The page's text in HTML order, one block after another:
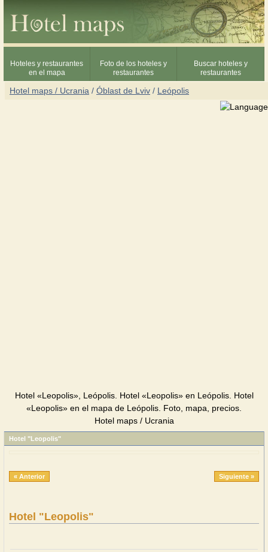
Hoteles y restaurantes
en el mapa
Foto de los hoteles y
restaurantes
Buscar hoteles y
restaurantes
Hotel maps / Ucrania / Óblast de Lviv / Leópolis
Hotel «Leopolis», Leópolis. Hotel «Leopolis» en Leópolis. Hotel
«Leopolis» en el mapa de Leópolis. Foto, mapa, precios.
Hotel maps / Ucrania
Hotel "Leopolis"
« Anterior Siguiente »
Hotel "Leopolis"